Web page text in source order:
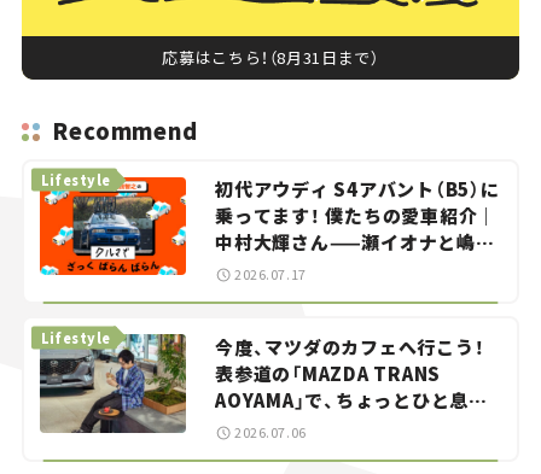
応募はこちら！（8月31日まで）
Recommend
初代アウディ S4アバント（B5）に
乗ってます！ 僕たちの愛車紹介｜
中村大輝さん——瀬イオナと嶋田
智之の「クルマでざっくばらんば
らん！」＃20
Lifestyle
2026.07.17
今度、マツダのカフェへ行こう！
表参道の「MAZDA TRANS
AOYAMA」で、ちょっとひと息。
——連載｜CCGとクルマでどうす
Lifestyle
2026.07.06